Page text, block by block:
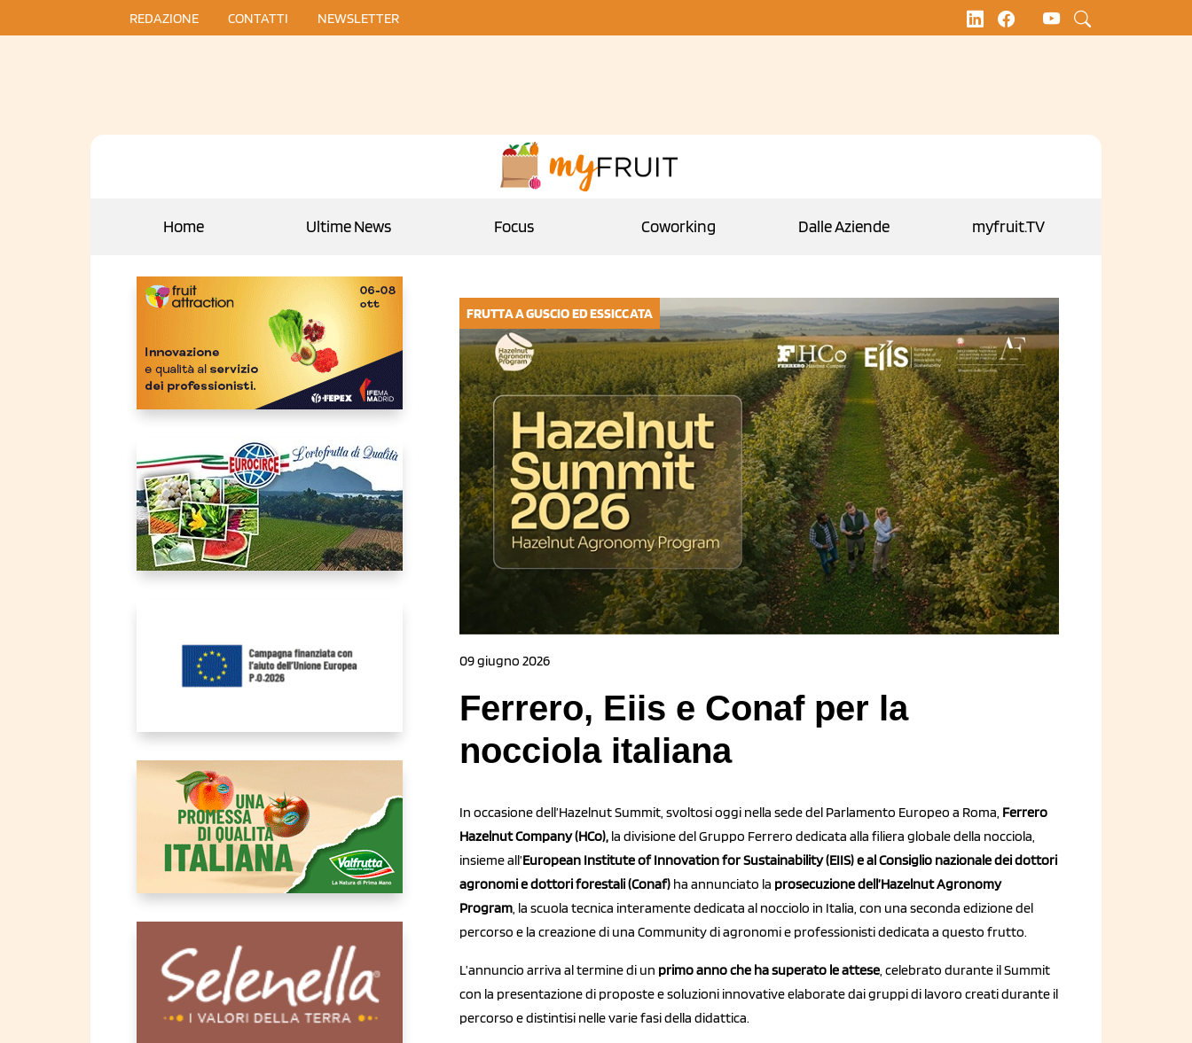
REDAZIONE CONTATTI NEWSLETTER
Home Ultime News Focus Coworking Dalle Aziende myfruit.TV
FRUTTA A GUSCIO ED ESSICCATA
09 giugno 2026
Ferrero, Eiis e Conaf per la
nocciola italiana
In occasione dell’Hazelnut Summit, svoltosi oggi nella sede del Parlamento Europeo a Roma, Ferrero
Hazelnut Company (HCo), la divisione del Gruppo Ferrero dedicata alla filiera globale della nocciola,
insieme all’European Institute of Innovation for Sustainability (EIIS) e al Consiglio nazionale dei dottori
agronomi e dottori forestali (Conaf) ha annunciato la prosecuzione dell’Hazelnut Agronomy
Program , la scuola tecnica interamente dedicata al nocciolo in Italia, con una seconda edizione del
percorso e la creazione di una Community di agronomi e professionisti dedicata a questo frutto.
L’annuncio arriva al termine di un primo anno che ha superato le attese , celebrato durante il Summit
con la presentazione di proposte e soluzioni innovative elaborate dai gruppi di lavoro creati durante il
percorso e distintisi nelle varie fasi della didattica.